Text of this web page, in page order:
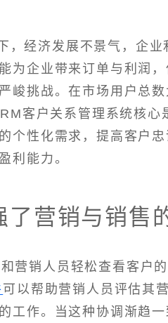
，经济发展不景气，企业
为企业带来订单与利润
峻挑战。在市场用户总
客户关系管理系统核心
个性化需求，提高客户
利能力。
了营销与销售
营销人员轻松查看客户
可以帮助营销人员评估其
工作。当这种协调渐趋